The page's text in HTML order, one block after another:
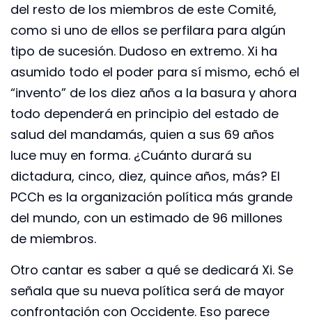
del resto de los miembros de este Comité,
como si uno de ellos se perfilara para algún
tipo de sucesión. Dudoso en extremo. Xi ha
asumido todo el poder para sí mismo, echó el
“invento” de los diez años a la basura y ahora
todo dependerá en principio del estado de
salud del mandamás, quien a sus 69 años
luce muy en forma. ¿Cuánto durará su
dictadura, cinco, diez, quince años, más? El
PCCh es la organización política más grande
del mundo, con un estimado de 96 millones
de miembros.
Otro cantar es saber a qué se dedicará Xi. Se
señala que su nueva política será de mayor
confrontación con Occidente. Eso parece